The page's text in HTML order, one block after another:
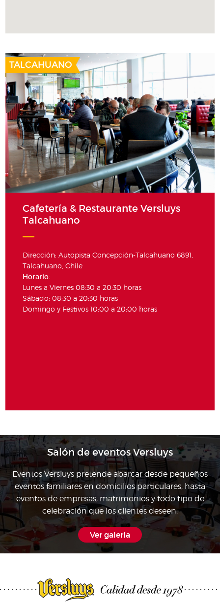
Cafetería & Restaurante Versluys
Talcahuano
Dirección: Autopista Concepción-Talcahuano 6891,
Talcahuano, Chile
Horario:
Lunes a Viernes 08:30 a 20:30 horas
Sábado: 08:30 a 20:30 horas
Domingo y Festivos 10:00 a 20:00 horas
TALCAHUANO
Salón de eventos Versluys
Eventos Versluys pretende abarcar desde pequeños
eventos familiares en domicilios particulares, hasta
eventos de empresas, matrimonios y todo tipo de
celebración que los clientes deseen.
Ver galería